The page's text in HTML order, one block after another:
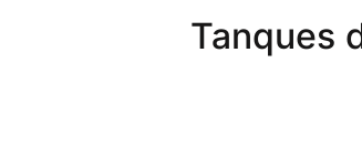
Tanques